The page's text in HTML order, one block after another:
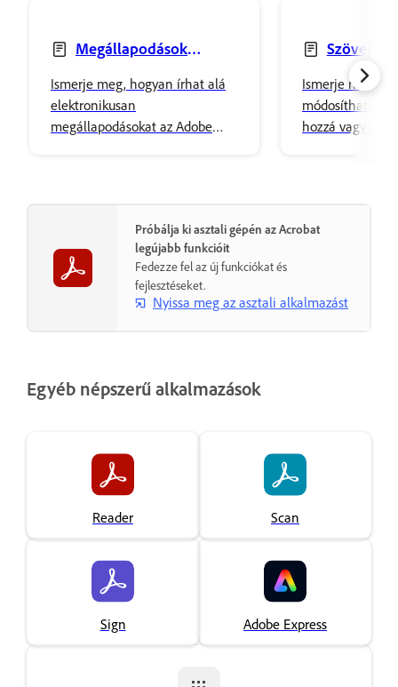
Megállapodások
Ismerje meg, hogyan írhat alá
elektronikusan
megállapodásokat az Adobe
Szöveg
cseréje és
Ismerje meg,
módosíthat,
hozzá vagy
Próbálja ki asztali gépén az Acrobat
legújabb funkcióit
Fedezze fel az új funkciókat és
fejlesztéseket.
Nyissa meg az asztali alkalmazást
Egyéb népszerű alkalmazások
Reader Scan
Sign Adobe Express